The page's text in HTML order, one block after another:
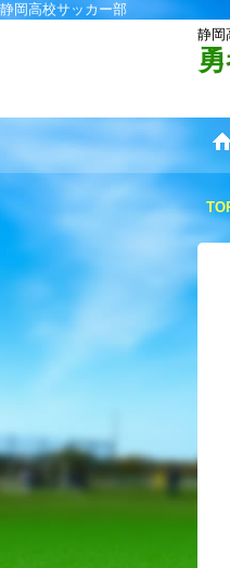
静岡高校サッカー部
静岡